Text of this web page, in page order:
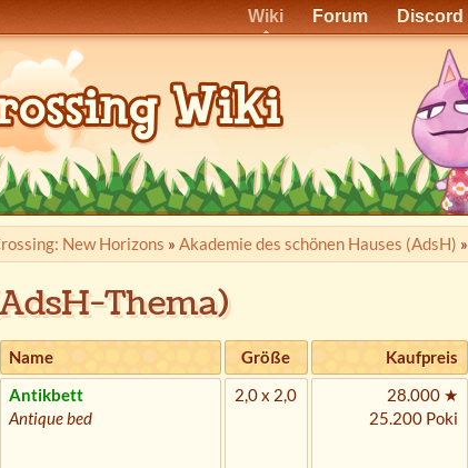
Wiki Forum Discord
New Horizons » Akademie des schönen Hauses (AdsH) »
Thema)
Name Größe Kaufpreis
Antikbett
Antique bed
2,0 x 2,0
28.000 ★
25.200 Poki